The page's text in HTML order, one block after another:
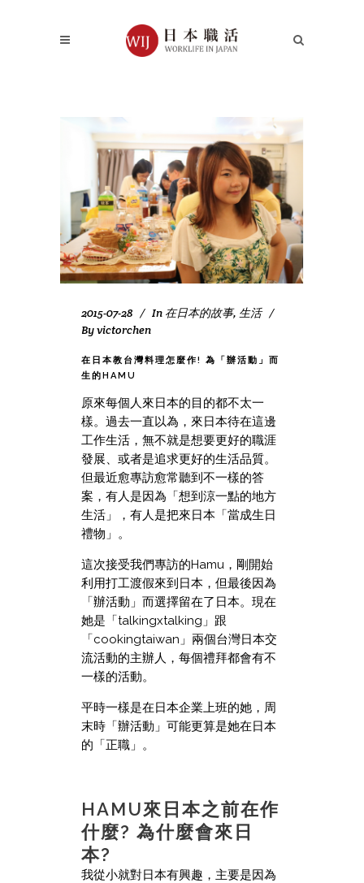
2015-07-28 In 在日本的故事, 生活
Byvictorchen
在日本教台灣料理怎麼作! 為「辦活動」而
生的HAMU
原來每個人來日本的目的都不太一
樣。過去一直以為，來日本待在這邊
工作生活，無不就是想要更好的職涯
發展、或者是追求更好的生活品質。
但最近愈專訪愈常聽到不一樣的答
案，有人是因為「想到涼一點的地方
生活」，有人是把來日本「當成生日
禮物」。
這次接受我們專訪的Hamu，剛開始
利用打工渡假來到日本，但最後因為
「辦活動」而選擇留在了日本。現在
她是「talkingxtalking」跟
「cookingtaiwan」兩個台灣日本交
流活動的主辦人，每個禮拜都會有不
一樣的活動。
平時一樣是在日本企業上班的她，周
末時「辦活動」可能更算是她在日本
的「正職」。
HAMU來日本之前在作
什麼? 為什麼會來日
本?
我從小就對日本有興趣，主要是因為